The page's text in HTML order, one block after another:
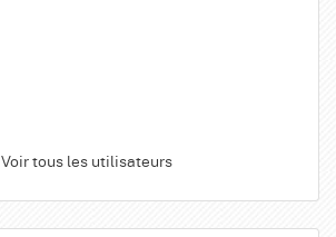
Voir tous les utilisateurs